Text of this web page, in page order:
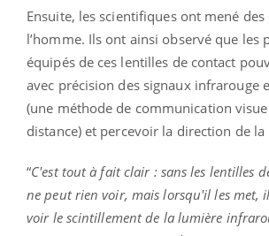
Ensuite, les scientifiques ont mené des
l’homme. Ils ont ainsi observé que les
équipés de ces lentilles de contact
avec précision des signaux infrarouge
(une méthode de communication
distance) et percevoir la direction de
“C'est tout à fait clair : sans les lentilles
ne peut rien voir, mais lorsqu'il les met,
voir le scintillement de la lumière